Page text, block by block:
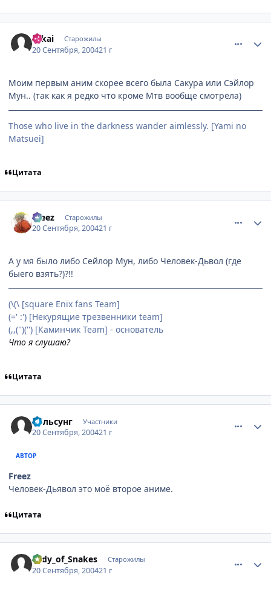
Takai Старожилы
20 Сентября, 200421 г
Моим первым аним скорее всего была Сакура или Сэйлор
Мун.. (так как я редко что кроме Мтв вообще смотрела)
Those who live in the darkness wander aimlessly. [Yami no
Matsuei]
Цитата
Freez Старожилы
20 Сентября, 200421 г
А у мя было либо Сейлор Мун, либо Человек-Дьвол (где
быего взять?)?!!
(\(\ [square Enix fans Team]
(=' :') [Некурящие трезвенники team]
(,,('')('') [Каминчик Team] - основатель
Что я слушаю?
Цитата
Вольсунг Участники
20 Сентября, 200421 г
АВТОР
Freez
Человек-Дьявол это моё второе аниме.
Цитата
Lady_of_Snakes Старожилы
20 Сентября, 200421 г